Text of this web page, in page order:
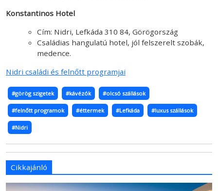
Konstantinos Hotel
Cím: Nidri, Lefkáda 310 84, Görögország
Családias hangulatú hotel, jól felszerelt szobák,
medence.
Nidri családi és felnőtt programjai
#görög szigetek #kávézók #olcsó szállások
#felnőtt programok #éttermek #Lefkáda #luxus szállások
#Nidri
Cikkajánló